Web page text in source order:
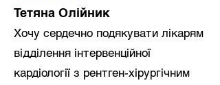
Тетяна Олійник
Хочу сердечно подякувати лікарям
відділення інтервенційної
кардіології з рентген-хірургічним